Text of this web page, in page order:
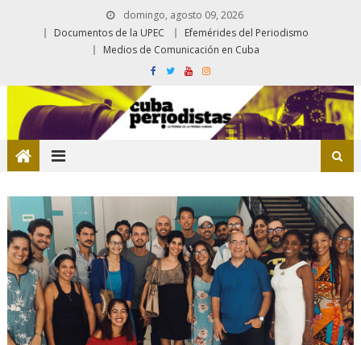
domingo, agosto 09, 2026
Documentos de la UPEC
Efemérides del Periodismo
Medios de Comunicación en Cuba